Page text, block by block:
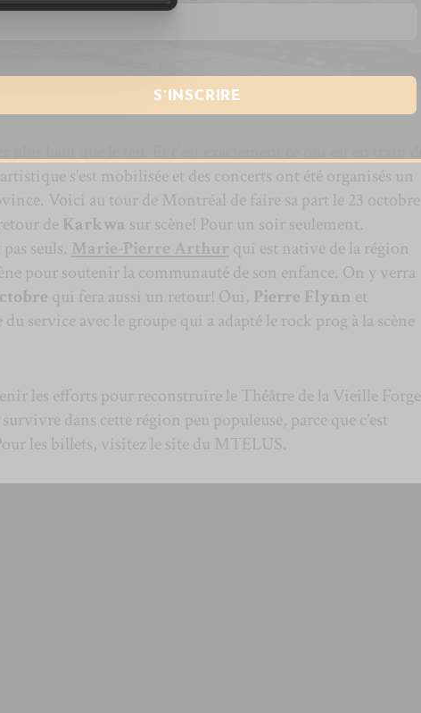
Drouin / Flamme
haut que le feu. Et c’est exactement ce qui est en train de
s’est mobilisée et des concerts ont été organisés un
Voici au tour de Montréal de faire sa part le 23 octobre
de Karkwa sur scène! Pour un soir seulement.
seuls. Marie-Pierre Arthur qui est native de la région
pour soutenir la communauté de son enfance. On y verra
qui fera aussi un retour! Oui, Pierre Flynn et
service avec le groupe qui a adapté le rock prog à la scène
les efforts pour reconstruire le Théâtre de la Vieille Forge
dans cette région peu populeuse, parce que c’est
les billets, visitez le site du MTELUS.